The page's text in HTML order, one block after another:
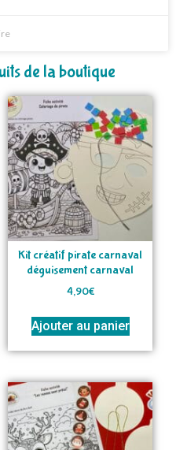
de la boutique
Kit créatif pirate carnaval
déguisement carnaval
4,90€
Ajouter au panier